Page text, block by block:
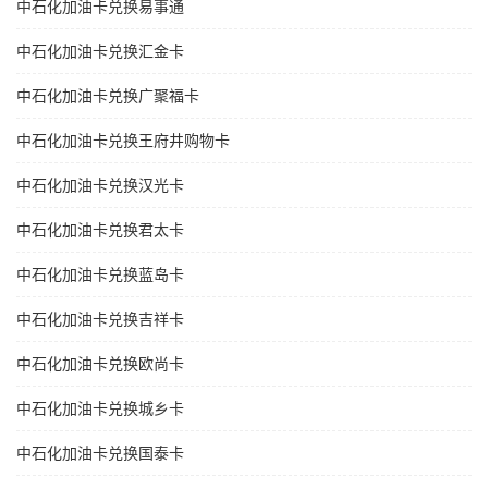
中石化加油卡兑换易事通
中石化加油卡兑换汇金卡
中石化加油卡兑换广聚福卡
中石化加油卡兑换王府井购物卡
中石化加油卡兑换汉光卡
中石化加油卡兑换君太卡
中石化加油卡兑换蓝岛卡
中石化加油卡兑换吉祥卡
中石化加油卡兑换欧尚卡
中石化加油卡兑换城乡卡
中石化加油卡兑换国泰卡